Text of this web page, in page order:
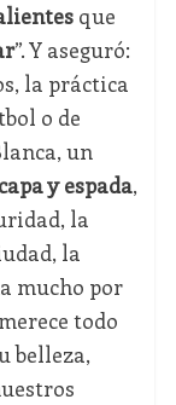
que
”. Y aseguró:
la práctica
o de
un
y espada,
la
la
mucho por
todo
belleza,